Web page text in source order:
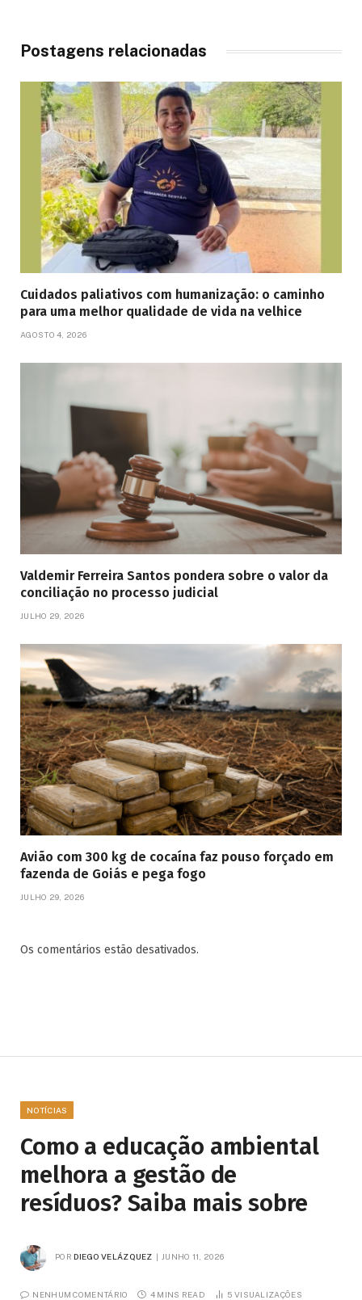
Postagens relacionadas
Cuidados paliativos com humanização: o caminho
para uma melhor qualidade de vida na velhice
AGOSTO 4, 2026
Valdemir Ferreira Santos pondera sobre o valor da
conciliação no processo judicial
JULHO 29, 2026
Avião com 300 kg de cocaína faz pouso forçado em
fazenda de Goiás e pega fogo
JULHO 29, 2026
Os comentários estão desativados.
NOTÍCIAS
Como a educação ambiental
melhora a gestão de
resíduos? Saiba mais sobre
POR DIEGO VELÁZQUEZ JUNHO 11, 2026
NENHUM COMENTÁRIO 4 MINS READ 5 VISUALIZAÇÕES